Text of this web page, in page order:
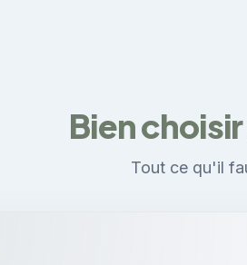
Bien
Tout ce qu'il